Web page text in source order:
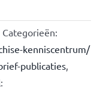
Categorieën:
kenniscentrum/
publicaties,